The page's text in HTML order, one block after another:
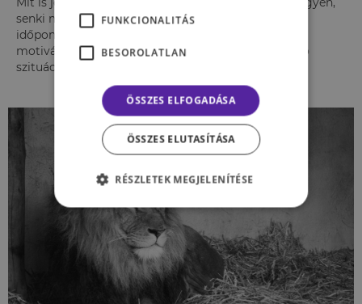
senki más. A legjobb, ha az agresszív viselkedés
időpontjában vágunk vissza. Mindezt pedig azzal a
motivációval tegyük, hogy véget vessünk a fennálló
szituációnak.
FUNKCIONALITÁS
BESOROLATLAN
ÖSSZES ELFOGADÁSA
ÖSSZES ELUTASÍTÁSA
RÉSZLETEK MEGJELENÍTÉSE